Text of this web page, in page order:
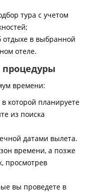
тура с учетом
отдыхе в выбранной
отеле.
процедуры
времени:
которой планируете
из поиска
датами вылета.
времени, а позже
просмотрев
вы проведете в